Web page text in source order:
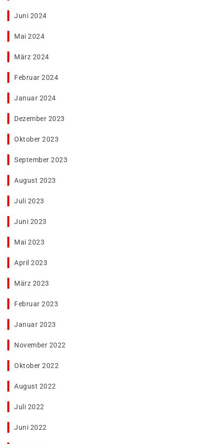
Juni 2024
Mai 2024
März 2024
Februar 2024
Januar 2024
Dezember 2023
Oktober 2023
September 2023
August 2023
Juli 2023
Juni 2023
Mai 2023
April 2023
März 2023
Februar 2023
Januar 2023
November 2022
Oktober 2022
August 2022
Juli 2022
Juni 2022